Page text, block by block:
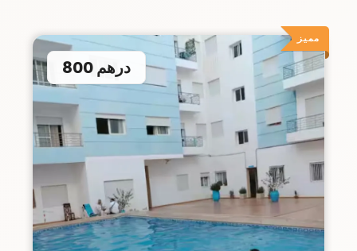
مميز
800 درهم